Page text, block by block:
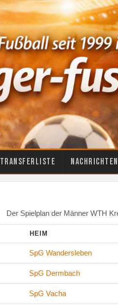
Transferliste
Der Spielplan der Männer WTH
HEIM
SpG Wandersleben
SpG Dermbach
SpG Vacha